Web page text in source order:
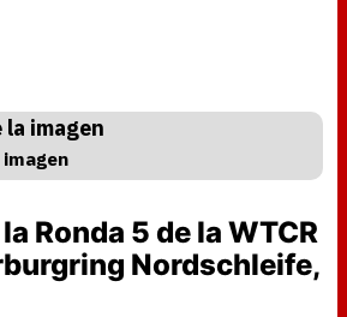
Ronda 5 de la WTCR
Nordschleife,